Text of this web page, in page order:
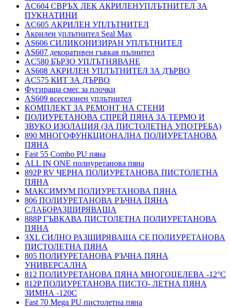
AC604 СВРЪХ ЛЕК АКРИЛЕНУПЛЪТНИТЕЛ ЗА
ПУКНАТИНИ
AC605 АКРИЛЕН УПЛЪТНИТЕЛ
Акрилен уплътнител Seal Max
AS606 СИЛИКОНИЗИРАН УПЛЪТНИТЕЛ
AS607 декоративен гъвкав пълнител
AC580 БЪРЗО УПЛЪТНЯВАНЕ
AS608 АКРИЛЕН УПЛЪТНИТЕЛ ЗА ДЪРВО
AC575 КИТ ЗА ДЪРВО
Фугираща смес за плочки
AS609 всесезонен уплътнител
КОМПЛЕКТ ЗА РЕМОНТ НА СТЕНИ
ПОЛИУРЕТАНОВА СПРЕЙ ПЯНА ЗА ТЕРМО И
ЗВУКО ИЗОЛАЦИЯ (ЗА ПИСТОЛЕТНА УПОТРЕБА)
890 МНОГОФУНКЦИОНАЛНА ПОЛИУРЕТАНОВА
ПЯНА
Fast 55 Combo PU пяна
ALL IN ONE полиуретанова пяна
892P RV ЧЕРНА ПОЛИУРЕТАНОВА ПИСТОЛЕТНА
ПЯНА
МАКСИМУМ ПОЛИУРЕТАНОВА ПЯНА
806 ПОЛИУРЕТАНОВА РЪЧНА ПЯНА
СЛАБОРАЗШИРЯВАЩА
888P ГЪВКАВА ПИСТОЛЕТНА ПОЛИУРЕТАНОВА
ПЯНА
3XL СИЛНО РАЗШИРЯВАЩА СЕ ПОЛИУРЕТАНОВА
ПИСТОЛЕТНА ПЯНА
805 ПОЛИУРЕТАНОВА РЪЧНА ПЯНА
УНИВЕРСАЛНА
812 ПОЛИУРЕТАНОВА ПЯНА МНОГОЦЕЛЕВА -12°C
812P ПОЛИУРЕТАНОВА ПИСТО- ЛЕТНА ПЯНА
ЗИМНА -120С
Fast 70 Mega PU пистолетна пяна